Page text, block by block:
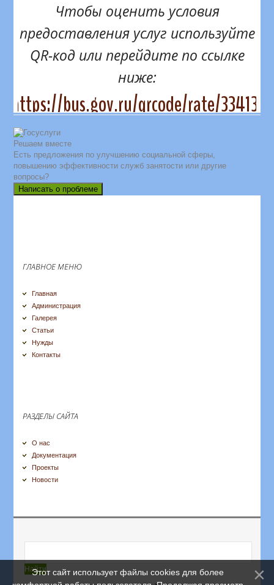
Чтобы оценить условия
предоставления услуг используйте
QR-код или перейдите по ссылке
ниже:
https://bus.gov.ru/qrcode/rate/334131
Решаем вместе
Есть предложения по улучшению социальной сферы,
повышению эффективности служб занятости или другие
вопросы?
Написать о проблеме
ГЛАВНОЕ МЕНЮ
Главная
Администрация
Галерея
Статьи
Нужды
Контакты
РАЗДЕЛЫ САЙТА
О нас
Документация
Проекты
Новости
Этот сайт использует файлы cookies для более